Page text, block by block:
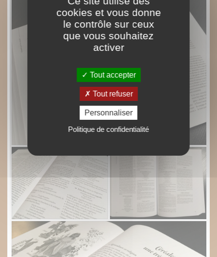
cookies et vous donne
le contrôle sur ceux
que vous souhaitez
activer
Tout accepter
Tout refuser
Personnaliser
Politique de confidentialité